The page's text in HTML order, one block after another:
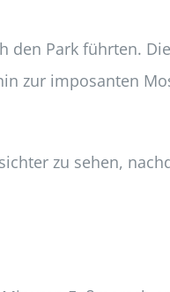
den Park führten.
zur imposanten
zu sehen,